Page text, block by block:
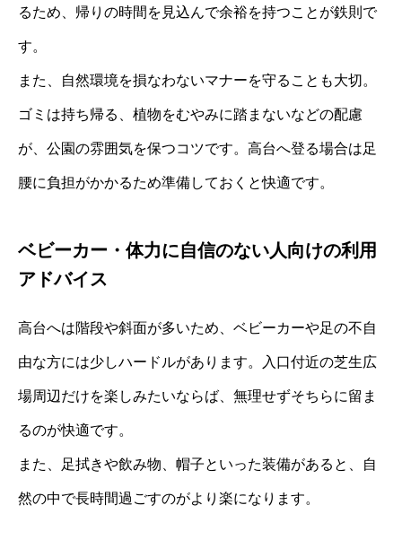
るため、帰りの時間を見込んで余裕を持つことが鉄則で
す。
また、自然環境を損なわないマナーを守ることも大切。
ゴミは持ち帰る、植物をむやみに踏まないなどの配慮
が、公園の雰囲気を保つコツです。高台へ登る場合は足
腰に負担がかかるため準備しておくと快適です。
ベビーカー・体力に自信のない人向けの利用
アドバイス
高台へは階段や斜面が多いため、ベビーカーや足の不自
由な方には少しハードルがあります。入口付近の芝生広
場周辺だけを楽しみたいならば、無理せずそちらに留ま
るのが快適です。
また、足拭きや飲み物、帽子といった装備があると、自
然の中で長時間過ごすのがより楽になります。